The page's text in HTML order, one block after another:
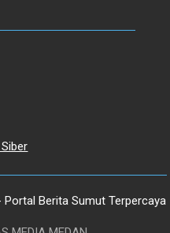
Berita Sumut Terpercaya